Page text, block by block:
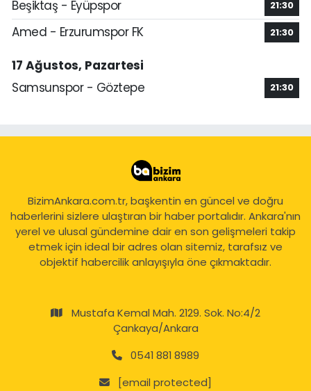
Beşiktaş - Eyüpspor 21:30
Amed - Erzurumspor FK 21:30
17 Ağustos, Pazartesi
Samsunspor - Göztepe
21:30
BizimAnkara.com.tr, başkentin en güncel ve doğru
haberlerini sizlere ulaştıran bir haber portalıdır. Ankara'nın
yerel ve ulusal gündemine dair en son gelişmeleri takip
etmek için ideal bir adres olan sitemiz, tarafsız ve
objektif habercilik anlayışıyla öne çıkmaktadır.
Mustafa Kemal Mah. 2129. Sok. No:4/2
Çankaya/Ankara
0541 881 8989
[email protected]